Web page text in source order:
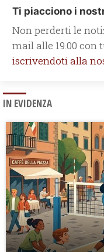
Ti piacciono i
Non perderti le
mail alle 19.00 con
iscrivendoti alla
IN EVIDENZA